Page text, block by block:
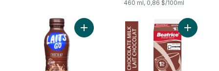
460 ml, 0,86 $/100ml
Ajouter Lait partiellement écrémé au
Ajouter